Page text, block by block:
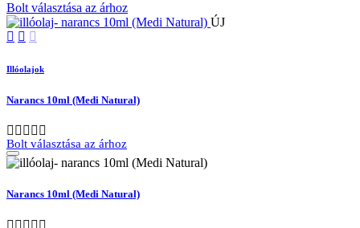
Bolt választása az árhoz
ÚJ
Illóolajok
Narancs 10ml (Medi Natural)
Bolt választása az árhoz
Narancs 10ml (Medi Natural)